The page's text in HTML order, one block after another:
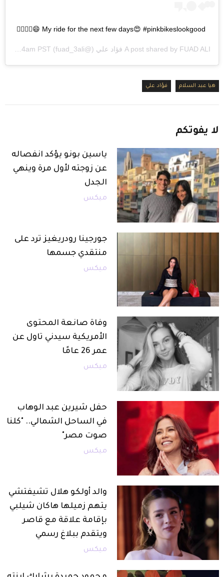
My ride for the next few days😍 #pinkbikeslookgood 😄✊🏼🤙🏼
A post shared by FUAD ALI فؤاد علي (@fuad_3ali) on
Nov 25, 2019 at 5:14am PST
هيا عبد السلام فؤاد علي
لا يفوتكم
ياسين بونو يؤكد انفصاله
عن زوجته لأول مرة وينهي
الجدل
ميكس
جورجينا رودريغيز ترد على
منتقدي جسمها
ميكس
وفاة صانعة المحتوى
الأمريكية سيدني تاول عن
عمر 26 عامًا
ميكس
حفل شيرين عبد الوهاب
في الساحل الشمالي.. "كلنا
صوت مصر"
ميكس
والد أولكو هلال تشيفتشي
يتهم زميلها هاكان شيلبي
بإقامة علاقة مع قاصر
ويتقدم ببلاغ رسمي
ميكس